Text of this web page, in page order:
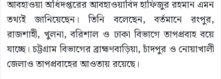
আবহাওয়া অধিদপ্তরের আবহাওয়াবিদ হাফিজুর রহমান এমন
তথ্যই জানিয়েছেন। তিনি বলেছেন, বর্তমানে রংপুর,
রাজশাহী, খুলনা, বরিশাল ও ঢাকা বিভাগে তাপপ্রবাহ বয়ে
যাচ্ছে। চট্টগ্রাম বিভাগের ব্রাহ্মণবাড়িয়া, চাঁদপুর ও নোয়াখালী
জেলাও তাপপ্রবাহের আওতায় রয়েছে।